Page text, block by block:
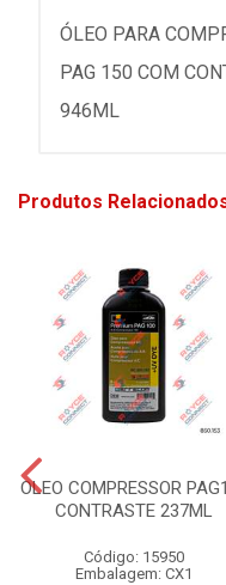
ÓLEO PARA
PAG 150 COM
946ML
Produtos
OLEO COMPRESSOR
CONTRASTE 237ML
Código: 15950
Embalagem: CX1